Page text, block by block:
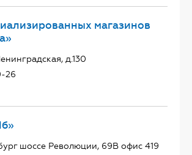
магазинов
д.130
26
шоссе Революции, 69В офис 419